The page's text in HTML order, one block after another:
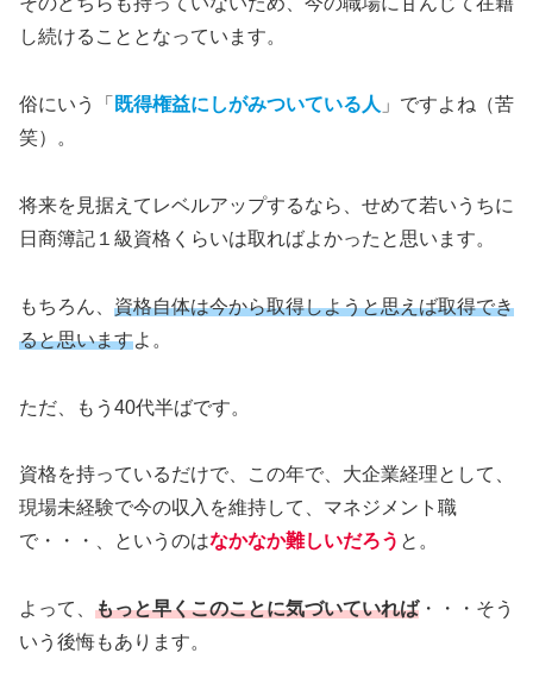
し続けることとなっています。
俗にいう「 既得権益にしがみついている人 」ですよね（苦
笑）。
将来を見据えてレベルアップするなら、せめて若いうちに
日商簿記１級資格くらいは取ればよかったと思います。
もちろん、 資格自体は今から取得しようと思えば取得でき
ると思いますよ。
ただ、もう40代半ばです。
資格を持っているだけで、この年で、大企業経理として、
現場未経験で今の収入を維持して、マネジメント職
で・・・、というのはなかなか難しいだろう と。
よって、 もっと早くこのことに気づいていれば・・・そう
いう後悔もあります。